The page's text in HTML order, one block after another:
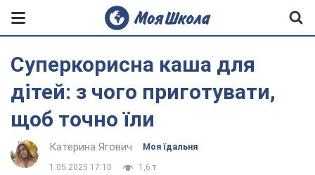
Суперкорисна каша для
дітей: з чого приготувати,
щоб точно їли
Катерина Ягович Моя їдальня
1.05.2025 17:10 1,6 т.